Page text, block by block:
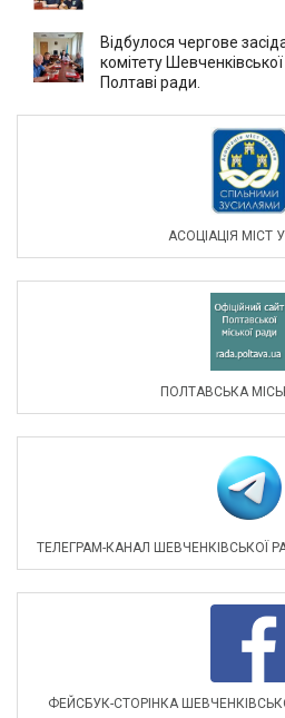
Відбулося чергове
комітету
Полтаві ради.
АСОЦIАЦIЯ МIСТ
ПОЛТАВСЬКА
ТЕЛЕГРАМ-КАНАЛ ШЕВЧЕНКІВСЬКОЇ
ФЕЙСБУК-СТОРІНКА